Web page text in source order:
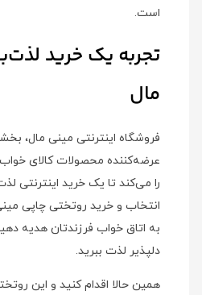
است.
تجربه یک خرید
مال
فروشگاه اینترنتی مینی مال،
عرضه‌کننده محصولات کالای
را می‌کند تا یک خرید اینترنتی
انتخاب و خرید روتختی چاپی
به اتاق خواب فرزندتان هدیه
دلپذیر لذت ببرید.
همین حالا اقدام کنید و این